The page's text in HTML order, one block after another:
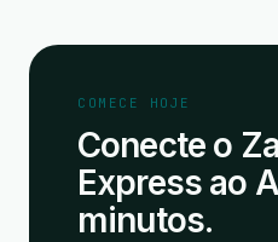
COMECE HOJE
Conecte o
Express ao
minutos.